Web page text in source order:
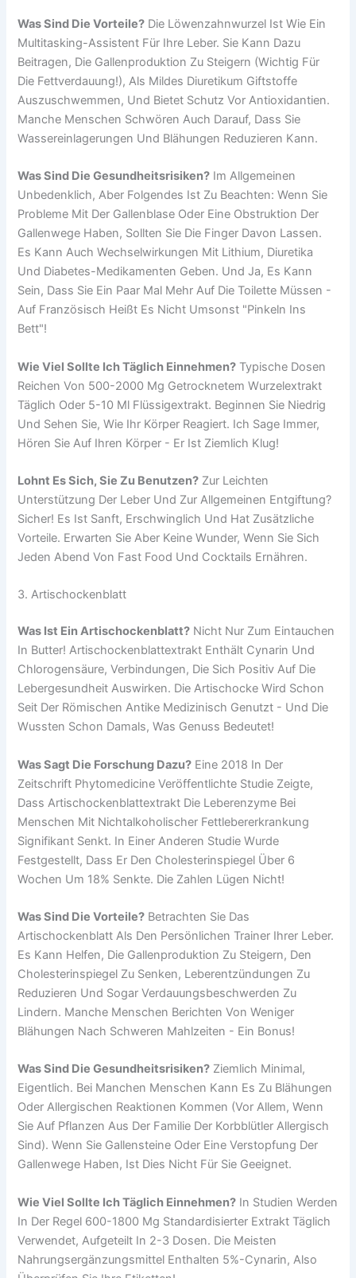
Was Sind Die Vorteile? Die Löwenzahnwurzel Ist Wie Ein
Multitasking-Assistent Für Ihre Leber. Sie Kann Dazu
Beitragen, Die Gallenproduktion Zu Steigern (wichtig Für
Die Fettverdauung!), Als Mildes Diuretikum Giftstoffe
Auszuschwemmen, Und Bietet Schutz Vor Antioxidantien.
Manche Menschen Schwören Auch Darauf, Dass Sie
Wassereinlagerungen Und Blähungen Reduzieren Kann.
Was Sind Die Gesundheitsrisiken? Im Allgemeinen
Unbedenklich, Aber Folgendes Ist Zu Beachten: Wenn Sie
Probleme Mit Der Gallenblase Oder Eine Obstruktion Der
Gallenwege Haben, Sollten Sie Die Finger Davon Lassen.
Es Kann Auch Wechselwirkungen Mit Lithium, Diuretika
Und Diabetes-Medikamenten Geben. Und Ja, Es Kann
Sein, Dass Sie Ein Paar Mal Mehr Auf Die Toilette Müssen -
Auf Französisch Heißt Es Nicht Umsonst "pinkeln Ins
Bett"!
Wie Viel Sollte Ich Täglich Einnehmen? Typische Dosen
Reichen Von 500-2000 Mg Getrocknetem Wurzelextrakt
Täglich Oder 5-10 Ml Flüssigextrakt. Beginnen Sie Niedrig
Und Sehen Sie, Wie Ihr Körper Reagiert. Ich Sage Immer,
Hören Sie Auf Ihren Körper - Er Ist Ziemlich Klug!
Lohnt Es Sich, Sie Zu Benutzen? Zur Leichten
Unterstützung Der Leber Und Zur Allgemeinen Entgiftung?
Sicher! Es Ist Sanft, Erschwinglich Und Hat Zusätzliche
Vorteile. Erwarten Sie Aber Keine Wunder, Wenn Sie Sich
Jeden Abend Von Fast Food Und Cocktails Ernähren.
3. Artischockenblatt
Was Ist Ein Artischockenblatt? Nicht Nur Zum Eintauchen
In Butter! Artischockenblattextrakt Enthält Cynarin Und
Chlorogensäure, Verbindungen, Die Sich Positiv Auf Die
Lebergesundheit Auswirken. Die Artischocke Wird Schon
Seit Der Römischen Antike Medizinisch Genutzt - Und Die
Wussten Schon Damals, Was Genuss Bedeutet!
Was Sagt Die Forschung Dazu? Eine 2018 In Der
Zeitschrift Phytomedicine Veröffentlichte Studie Zeigte,
Dass Artischockenblattextrakt Die Leberenzyme Bei
Menschen Mit Nichtalkoholischer Fettlebererkrankung
Signifikant Senkt. In Einer Anderen Studie Wurde
Festgestellt, Dass Er Den Cholesterinspiegel Über 6
Wochen Um 18% Senkte. Die Zahlen Lügen Nicht!
Was Sind Die Vorteile? Betrachten Sie Das
Artischockenblatt Als Den Persönlichen Trainer Ihrer Leber.
Es Kann Helfen, Die Gallenproduktion Zu Steigern, Den
Cholesterinspiegel Zu Senken, Leberentzündungen Zu
Reduzieren Und Sogar Verdauungsbeschwerden Zu
Lindern. Manche Menschen Berichten Von Weniger
Blähungen Nach Schweren Mahlzeiten - Ein Bonus!
Was Sind Die Gesundheitsrisiken? Ziemlich Minimal,
Eigentlich. Bei Manchen Menschen Kann Es Zu Blähungen
Oder Allergischen Reaktionen Kommen (vor Allem, Wenn
Sie Auf Pflanzen Aus Der Familie Der Korbblütler Allergisch
Sind). Wenn Sie Gallensteine Oder Eine Verstopfung Der
Gallenwege Haben, Ist Dies Nicht Für Sie Geeignet.
Wie Viel Sollte Ich Täglich Einnehmen? In Studien Werden
In Der Regel 600-1800 Mg Standardisierter Extrakt Täglich
Verwendet, Aufgeteilt In 2-3 Dosen. Die Meisten
Nahrungsergänzungsmittel Enthalten 5%-Cynarin, Also